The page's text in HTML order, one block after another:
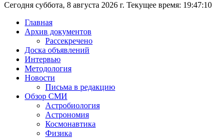
Сегодня суббота, 8 августа 2026 г. Текущее время: 19:47:11
Главная
Архив документов
Рассекречено
Доска объявлений
Интервью
Методология
Новости
Письма в редакцию
Обзор СМИ
Астробиология
Астрономия
Космонавтика
Физика